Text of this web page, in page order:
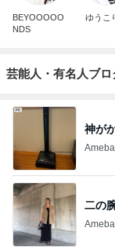
BEYOOOOO
NDS
ゆうこ
芸能人・有名人ブ
神が
二の